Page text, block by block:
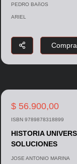
PEDRO BAñOS
ARIEL
$ 56.900,00
ISBN 9789878318899
HISTORIA
SOLUCIONES
JOSE ANTONIO MARINA